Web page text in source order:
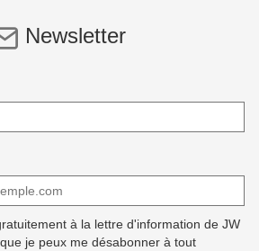
Newsletter
à la lettre d'information de JW
je peux me désabonner à tout